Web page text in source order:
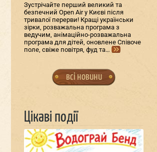
Зустрічайте перший великий та
безпечний Open Air у Києві після
тривалої перерви! Кращі українськи
зірки, розважальна програма з
ведучим, анімаційно-розважальна
програма для дітей, оновлене Співоче
поле, свіже повітря, фуд та…
всі новини
Цікаві події